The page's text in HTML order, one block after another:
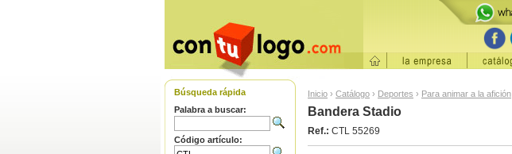
Búsqueda rápida
Palabra a buscar:
Código artículo:
Inicio › Catálogo › Deportes › Para animar a la afición
Bandera Stadio
Ref.: CTL 55269